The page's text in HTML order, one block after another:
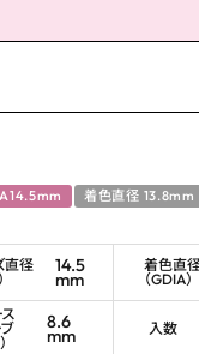
着色直径 13.8mm
直径
14.5
mm
着色直
（GDIA）
8.6
mm 入数